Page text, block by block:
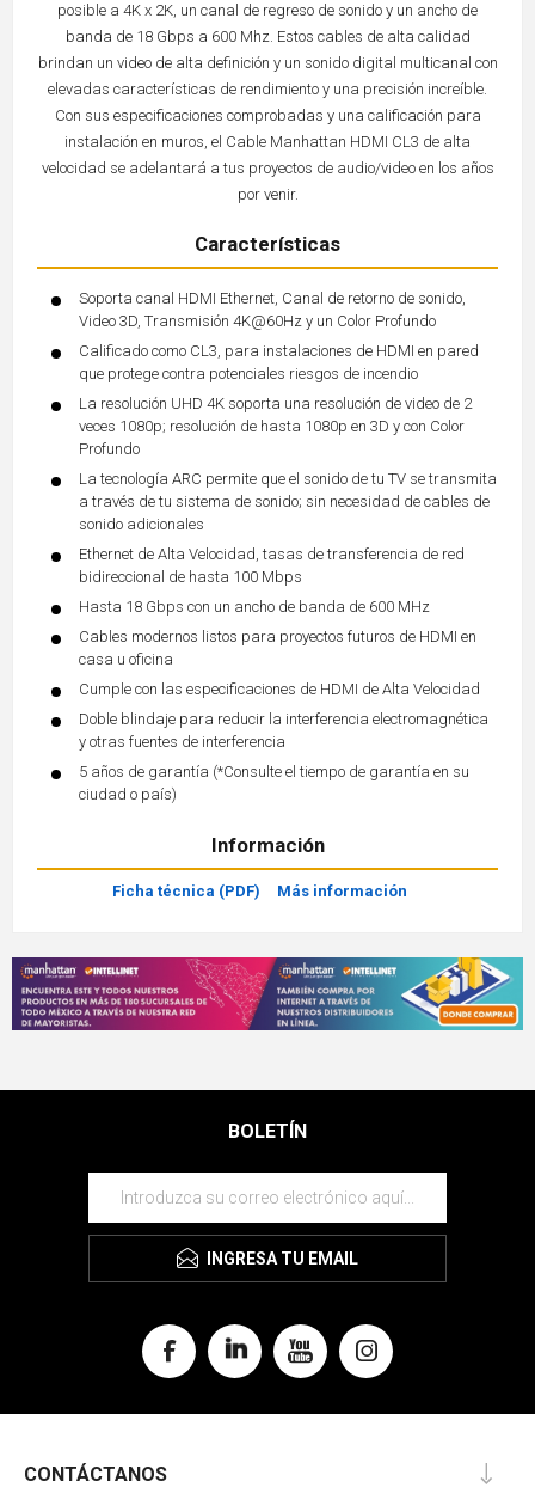
posible a 4K x 2K, un canal de regreso de sonido y un ancho de
banda de 18 Gbps a 600 Mhz. Estos cables de alta calidad
brindan un video de alta definición y un sonido digital multicanal con
elevadas características de rendimiento y una precisión increíble.
Con sus especificaciones comprobadas y una calificación para
instalación en muros, el Cable Manhattan HDMI CL3 de alta
velocidad se adelantará a tus proyectos de audio/video en los años
por venir.
Características
Soporta canal HDMI Ethernet, Canal de retorno de sonido,
Video 3D, Transmisión 4K@60Hz y un Color Profundo
Calificado como CL3, para instalaciones de HDMI en pared
que protege contra potenciales riesgos de incendio
La resolución UHD 4K soporta una resolución de video de 2
veces 1080p; resolución de hasta 1080p en 3D y con Color
Profundo
La tecnología ARC permite que el sonido de tu TV se transmita
a través de tu sistema de sonido; sin necesidad de cables de
sonido adicionales
Ethernet de Alta Velocidad, tasas de transferencia de red
bidireccional de hasta 100 Mbps
Hasta 18 Gbps con un ancho de banda de 600 MHz
Cables modernos listos para proyectos futuros de HDMI en
casa u oficina
Cumple con las especificaciones de HDMI de Alta Velocidad
Doble blindaje para reducir la interferencia electromagnética
y otras fuentes de interferencia
5 años de garantía (*Consulte el tiempo de garantía en su
ciudad o país)
Información
Ficha técnica (PDF) Más información
BOLETÍN
INGRESA TU EMAIL
CONTÁCTANOS